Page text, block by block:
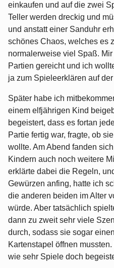
einkaufen und auf die zwei
Teller werden dreckig und
und anstatt einer Sanduhr
schönes Chaos, welches es
normalerweise viel Spaß.
Partien gereicht und ich
ja zum Spieleerklären auf
Später habe ich
einem elfjährigen Kind
begeistert, dass es fortan
Partie fertig war, fragte, ob
wollte. Am Abend fanden
Kindern auch noch weitere
erklärte dabei die Regeln,
Gewürzen anfing, hatte ich
die anderen beiden im Alter
würde. Aber tatsächlich
dann zu zweit sehr viele
durch, sodass sie sogar
Kartenstapel öffnen
wie sehr Spiele doch